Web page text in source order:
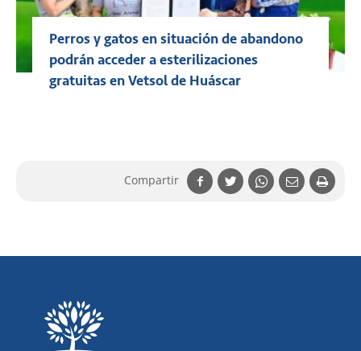
Perros y gatos en situación de abandono
podrán acceder a esterilizaciones
gratuitas en Vetsol de Huáscar
Compartir